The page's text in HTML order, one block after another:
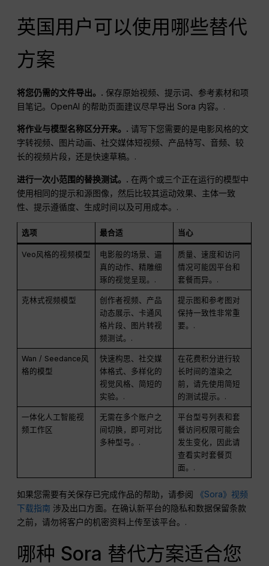
英国用户可以使用哪些替代
方案
将您仍需的文件导出。. 保存原始视频、提示词、参考素材和项
目笔记。OpenAI 的帮助页面建议尽早导出 Sora 内容。.
将作业与模型名称区分开来。. 请写下您需要的是电影风格的文
字转视频、图片动画、社交媒体短视频、产品特写、音频、较
长的视频片段，还是快速草稿。.
进行一次小范围的替换测试。. 在两个或三个正在运行的模型中
使用相同的提示和源图像，然后比较其运动效果、主体一致
性、提示遵循度、生成时间以及可用成本。.
选项 最合适 当心
Veo风格的视频模型
电影般的场景、逼
真的动作、精雕细
琢的视觉呈现。.
质量、速度和访问
情况可能因平台和
套餐而异。.
克林式视频模型
创作者视频、产品
动态展示、卡通风
格片段、图片转视
频测试。.
提示图和参考图对
保持一致性非常重
要。.
Wan / Seedance风
格的模型
快速构思、社交媒
体格式、多样化的
视觉风格、简短的
实验。.
在花费积分进行较
长时间的渲染之
前，请先使用简短
的测试提示。.
一体化人工智能视
频工作区
无需在多个账户之
间切换，即可对比
多种型号。.
平台型号列表和套
餐访问权限可能会
发生变化，因此请
查看实时套餐页
面。.
如果您需要有关保存已完成作品的帮助，请参阅
《Sora》视频
下载指南 涉及出口方面。在确认新平台的隐私和数据保留条款
之前，请勿将客户的机密资料上传至该平台。.
哪种 Sora 替代方案适合您